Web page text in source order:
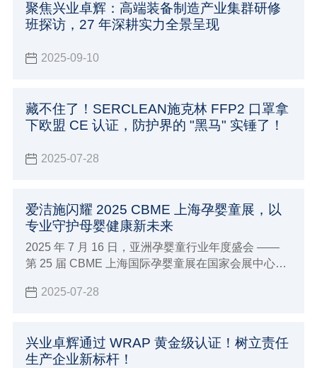
防护 防静电工作帽》（GB 31421-2025）现已正式发
布，实施后将会成为该方面的强制性标准。
聚焦兴业卓辉：高端装备制造产业集群研修
班探访，27 年深耕实力全景呈现
2025-09-10
藏不住了！SERCLEAN施克林 FFP2 口罩拿
下欧盟 CE 认证，防护界的 "黑马" 实锤了！
2025-07-28
爱洁施闪耀 2025 CBME 上海孕婴童展，以
专业守护母婴健康新未来
2025 年 7 月 16 日，亚洲孕婴童行业年度盛会 ——
第 25 届 CBME 上海国际孕婴童展在国家会展中心
爱洁施亮相5-1E38 展位，携全系列创新产品与行业前
2025-07-28
兴业卓辉通过 WRAP 黄金级认证！树立责任
生产企业新标杆！